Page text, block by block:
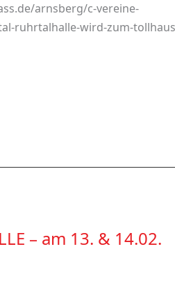
arnsberg/c-vereine-
ruhrtalhalle-wird-zum-
– am 13. & 14.02.